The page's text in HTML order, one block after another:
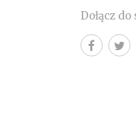
Dołącz